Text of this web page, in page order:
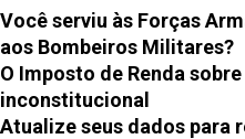
Você serviu às Forças
aos Bombeiros Militares?
O Imposto de Renda
inconstitucional
Atualize seus dados para